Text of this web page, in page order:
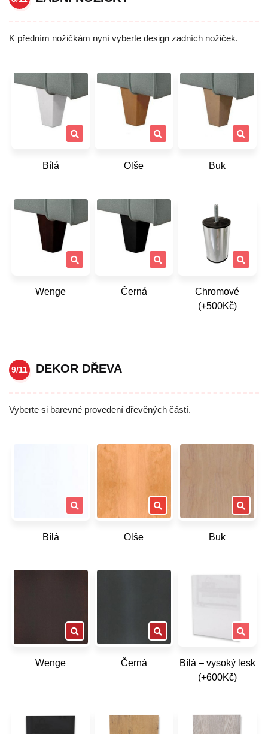
K předním nožičkám nyní vyberte design zadních nožiček.
Bílá Olše Buk
Wenge Černá
Chromové
(+500Kč)
9/11 DEKOR DŘEVA
Vyberte si barevné provedení dřevěných částí.
Bílá Olše Buk
Wenge Černá
Bílá – vysoký lesk
(+600Kč)